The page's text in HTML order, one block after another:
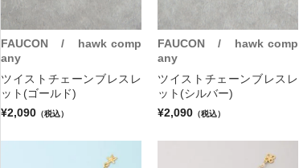
FAUCON / hawk comp
any
ツイストチェーンブレスレ
ット(ゴールド)
¥2,090 （税込）
FAUCON / hawk comp
any
ツイストチェーンブレスレ
ット(シルバー)
¥2,090 （税込）